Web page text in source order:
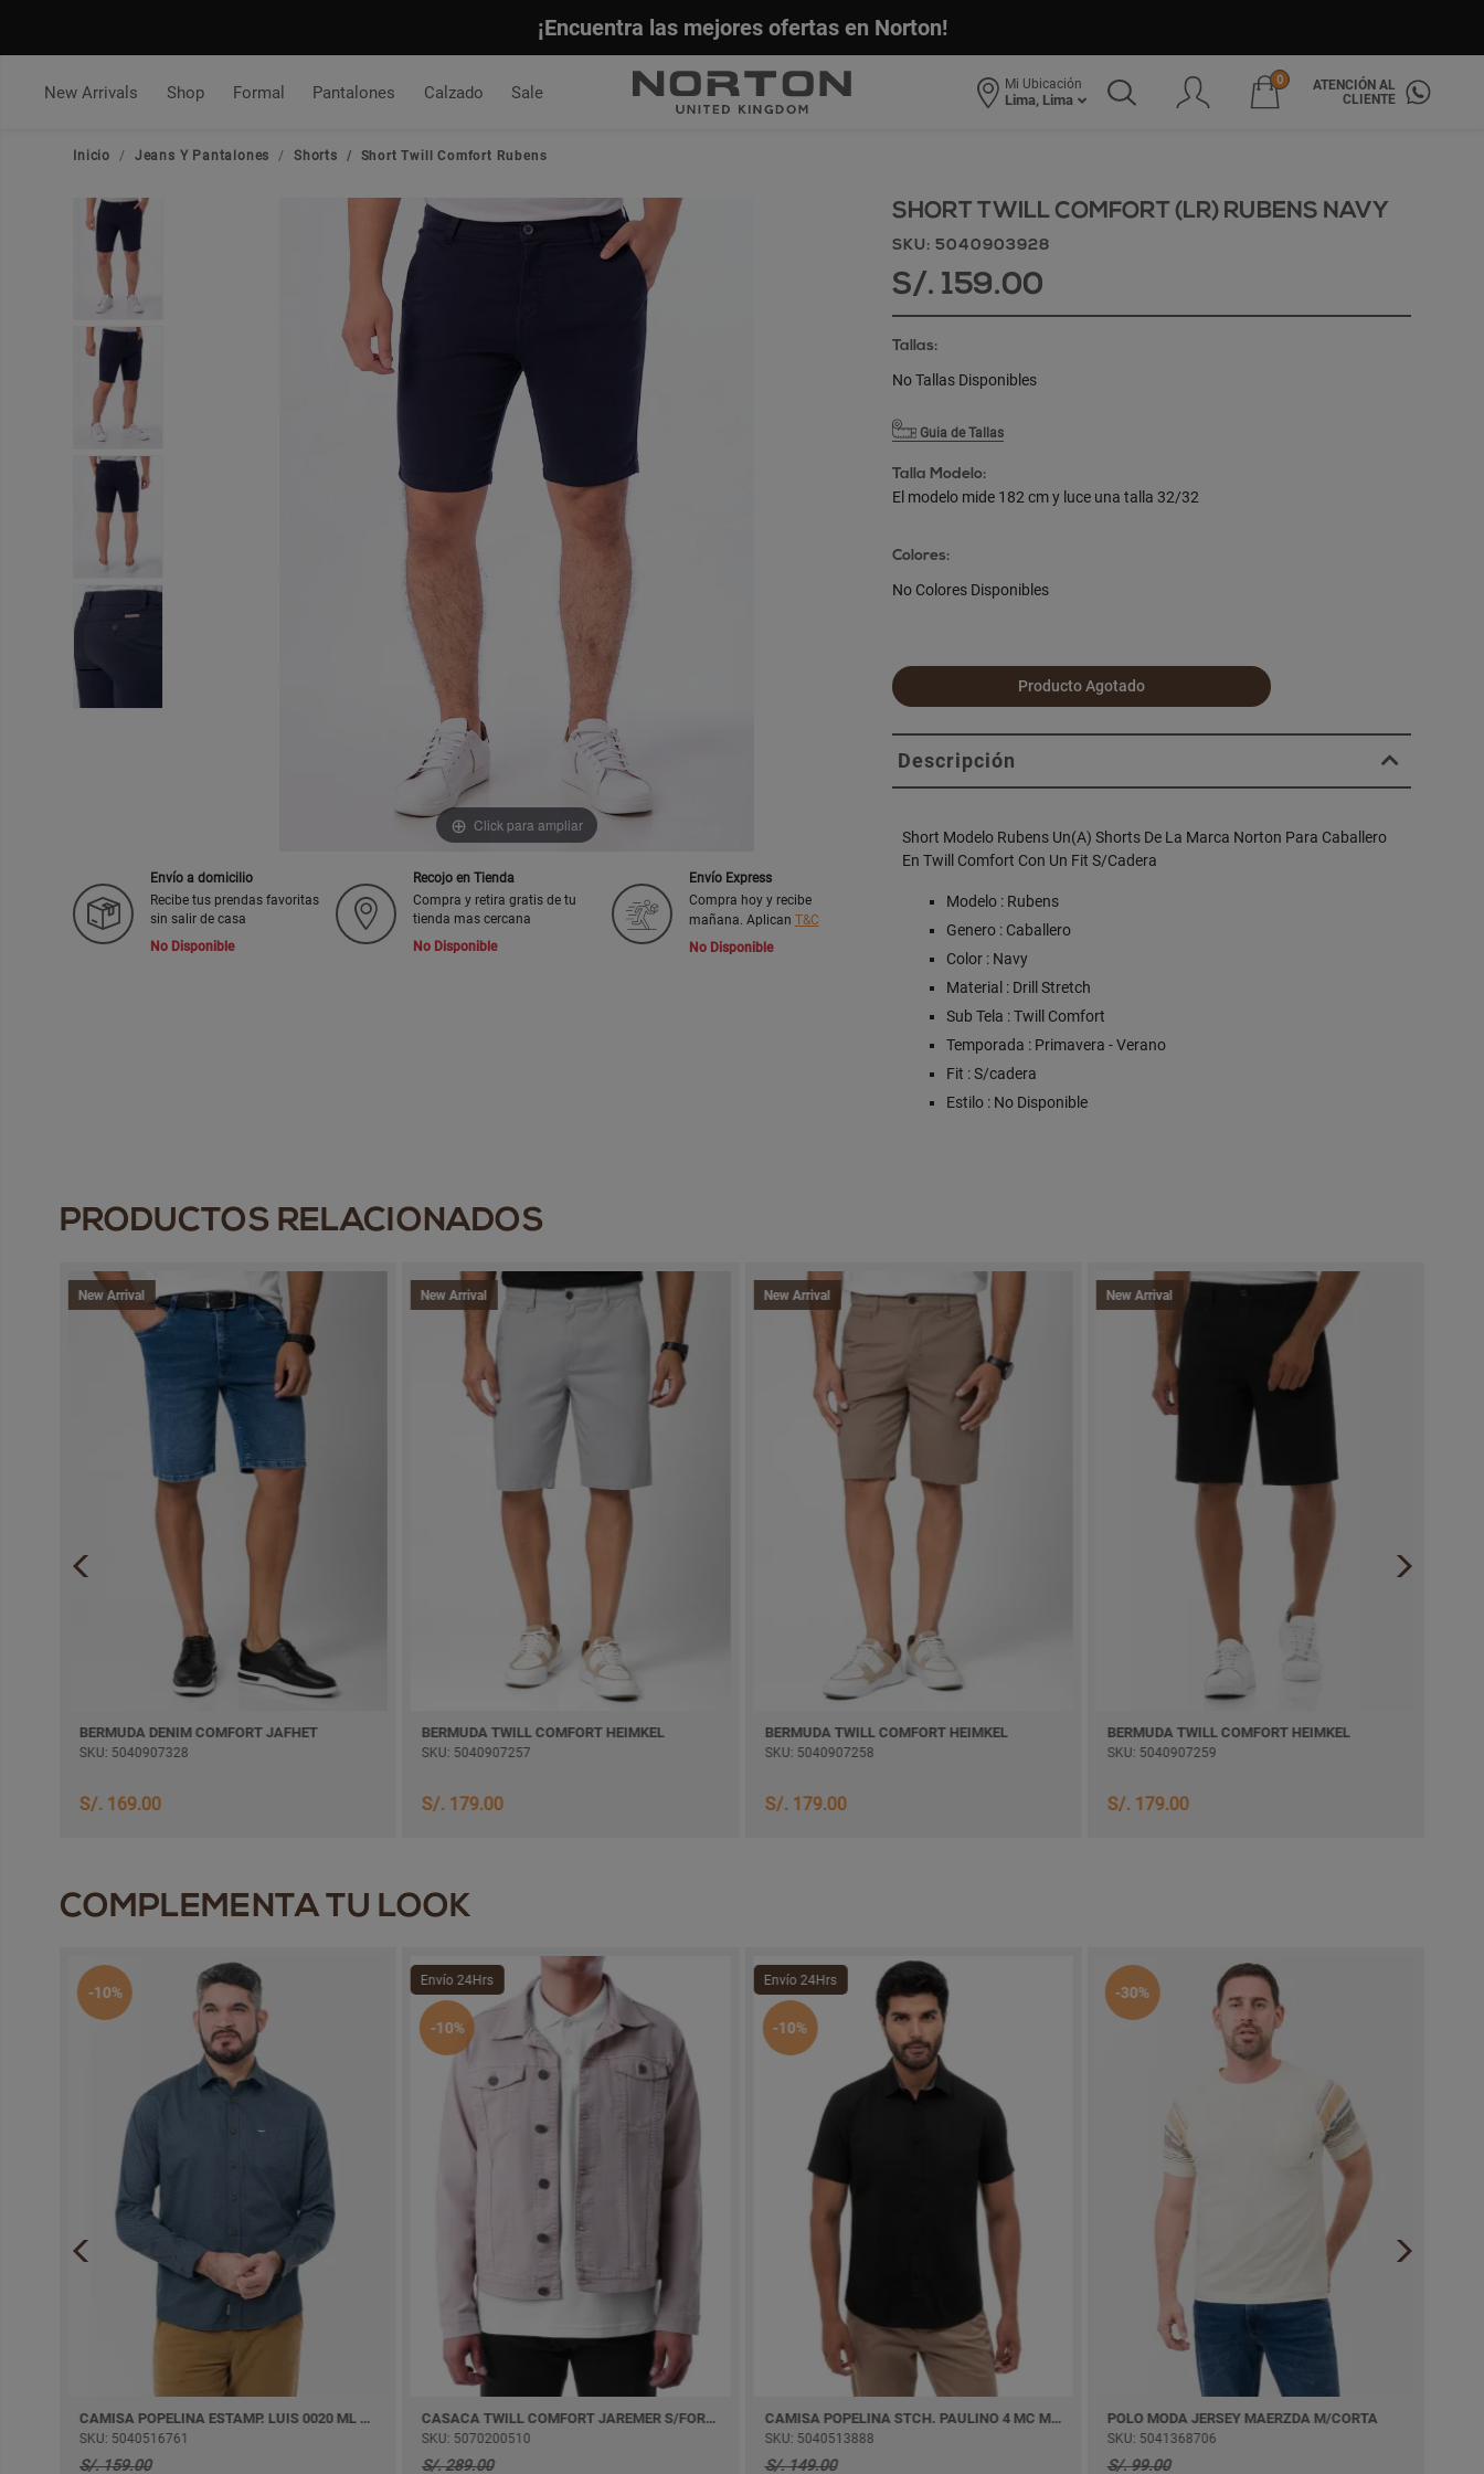
¡Encuentra las mejores ofertas en Norton!
New Arrivals Shop Formal Pantalones Calzado Sale Mi Ubicación
Lima, Lima
0
ATENCIÓN AL
CLIENTE
Inicio Jeans Y Pantalones Shorts Short Twill Comfort Rubens
Click para ampliar
Envío a domicilio
Recibe tus prendas favoritas
sin salir de casa
No Disponible
Recojo en Tienda
Compra y retira gratis de tu
tienda mas cercana
No Disponible
Envío Express
Compra hoy y recibe
mañana. Aplican T&C
No Disponible
SHORT TWILL COMFORT (LR) RUBENS NAVY
SKU: 5040903928
S/. 159.00
Tallas:
No Tallas Disponibles
Guia de Tallas
Talla Modelo:
El modelo mide 182 cm y luce una talla 32/32
Colores:
No Colores Disponibles
Producto Agotado
Descripción
Short Modelo Rubens Un(A) Shorts De La Marca Norton Para Caballero
En Twill Comfort Con Un Fit S/Cadera
Modelo : Rubens
Genero : Caballero
Color : Navy
Material : Drill Stretch
Sub Tela : Twill Comfort
Temporada : Primavera - Verano
Fit : S/cadera
Estilo : No Disponible
PRODUCTOS RELACIONADOS
New Arrival
BERMUDA DENIM COMFORT JAFHET
SKU: 5040907328
S/. 169.00
New Arrival
BERMUDA TWILL COMFORT HEIMKEL
SKU: 5040907257
S/. 179.00
New Arrival
BERMUDA TWILL COMFORT HEIMKEL
SKU: 5040907258
S/. 179.00
New Arrival
BERMUDA TWILL COMFORT HEIMKEL
SKU: 5040907259
S/. 179.00
COMPLEMENTA TU LOOK
-10%
CAMISA POPELINA ESTAMP. LUIS 0020 ML M/LARGA
SKU: 5040516761
S/. 159.00
Envío 24Hrs
-10%
CASACA TWILL COMFORT JAREMER S/FORRO
SKU: 5070200510
S/. 289.00
Envío 24Hrs
-10%
CAMISA POPELINA STCH. PAULINO 4 MC M/CORTA
SKU: 5040513888
S/. 149.00
-30%
POLO MODA JERSEY MAERZDA M/CORTA
SKU: 5041368706
S/. 99.00